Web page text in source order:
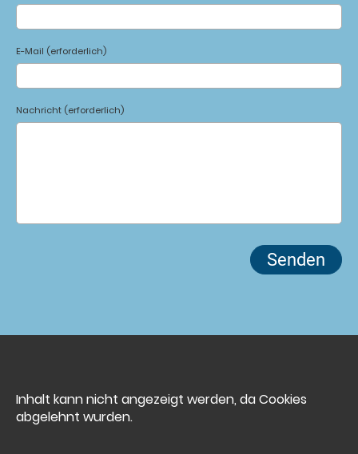
E-Mail (erforderlich)
Nachricht (erforderlich)
Inhalt kann nicht angezeigt werden, da Cookies
abgelehnt wurden.